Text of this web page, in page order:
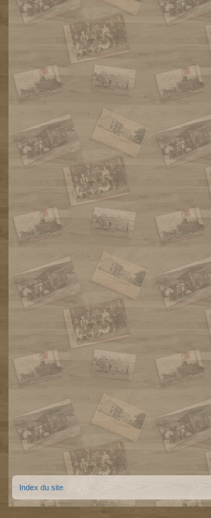
Index du site